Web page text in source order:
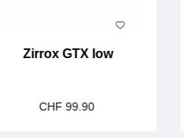
Zirrox GTX low
CHF 99.90